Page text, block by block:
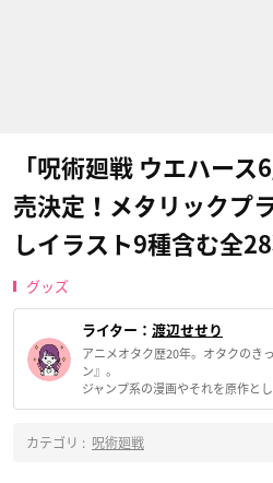
「呪術廻戦 ウエハー
売決定！メタリックプ
しイラスト9種含む全
グッズ
ライター： 渡辺せせり
アニメオタク歴20年。オタクのき
ン』。
ジャンプ系の漫画やそれを原作と
カテゴリ : 呪術廻戦